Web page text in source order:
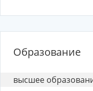
Образование
высшее